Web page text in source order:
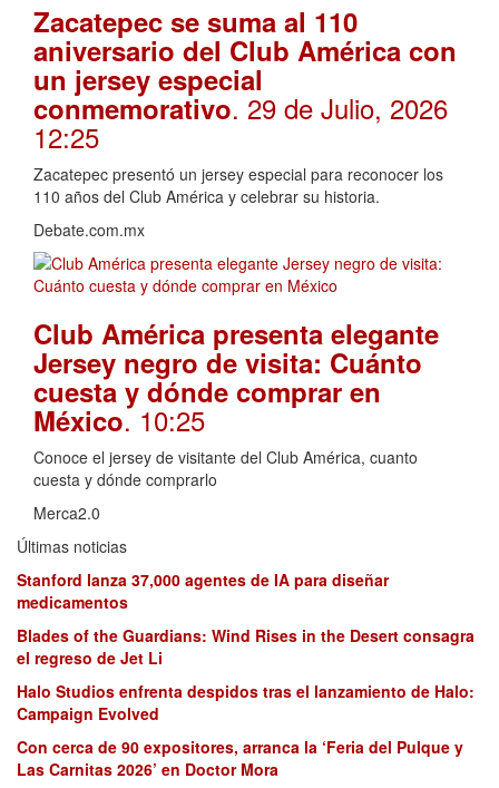
Zacatepec se suma al 110
aniversario del Club América con
un jersey especial
conmemorativo. 29 de Julio, 2026
12:25
Zacatepec presentó un jersey especial para reconocer los
110 años del Club América y celebrar su historia.
Debate.com.mx
Club América presenta elegante
Jersey negro de visita: Cuánto
cuesta y dónde comprar en
México. 10:25
Conoce el jersey de visitante del Club América, cuanto
cuesta y dónde comprarlo
Merca2.0
Últimas noticias
Stanford lanza 37,000 agentes de IA para diseñar
medicamentos
Blades of the Guardians: Wind Rises in the Desert consagra
el regreso de Jet Li
Halo Studios enfrenta despidos tras el lanzamiento de Halo:
Campaign Evolved
Con cerca de 90 expositores, arranca la ‘Feria del Pulque y
Las Carnitas 2026’ en Doctor Mora